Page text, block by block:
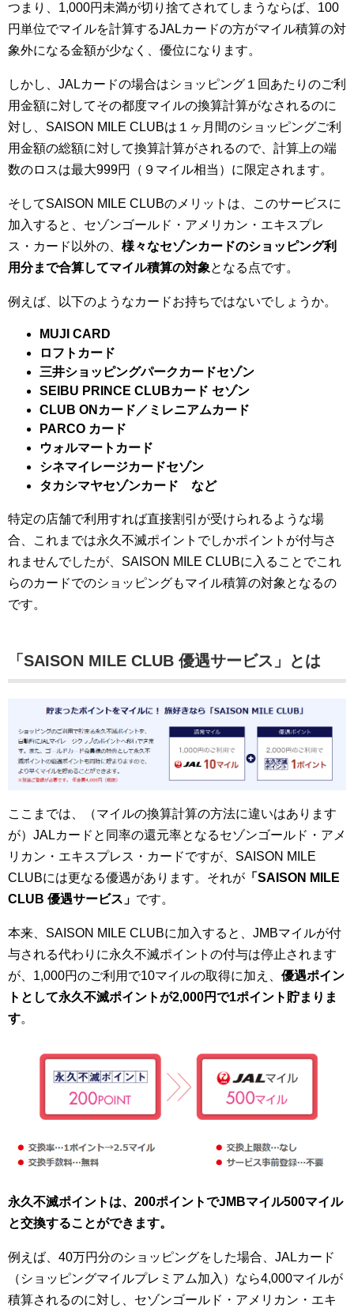
つまり、1,000円未満が切り捨てされてしまうならば、100
円単位でマイルを計算するJALカードの方がマイル積算の対
象外になる金額が少なく、優位になります。
しかし、JALカードの場合はショッピング１回あたりのご利
用金額に対してその都度マイルの換算計算がなされるのに
対し、SAISON MILE CLUBは１ヶ月間のショッピングご利
用金額の総額に対して換算計算がされるので、計算上の端
数のロスは最大999円（９マイル相当）に限定されます。
そしてSAISON MILE CLUBのメリットは、このサービスに
加入すると、セゾンゴールド・アメリカン・エキスプレ
ス・カード以外の、 様々なセゾンカードのショッピング利
用分まで合算してマイル積算の対象となる点です。
例えば、以下のようなカードお持ちではないでしょうか。
MUJI CARD
ロフトカード
三井ショッピングパークカードセゾン
SEIBU PRINCE CLUBカード セゾン
CLUB ONカード／ミレニアムカード
PARCO カード
ウォルマートカード
シネマイレージカードセゾン
タカシマヤセゾンカード など
特定の店舗で利用すれば直接割引が受けられるような場
合、これまでは永久不滅ポイントでしかポイントが付与さ
れませんでしたが、SAISON MILE CLUBに入ることでこれ
らのカードでのショッピングもマイル積算の対象となるの
です。
「SAISON MILE CLUB 優遇サービス」とは
ここまでは、（マイルの換算計算の方法に違いはあります
が）JALカードと同率の還元率となるセゾンゴールド・アメ
リカン・エキスプレス・カードですが、SAISON MILE
CLUBには更なる優遇があります。それが 「SAISON MILE
CLUB 優遇サービス」 です。
本来、SAISON MILE CLUBに加入すると、JMBマイルが付
与される代わりに永久不滅ポイントの付与は停止されます
が、1,000円のご利用で10マイルの取得に加え、 優遇ポイン
トとして永久不滅ポイントが2,000円で1ポイント貯まりま
す。
永久不滅ポイントは、200ポイントでJMBマイル500マイル
と交換することができます。
例えば、40万円分のショッピングをした場合、JALカード
（ショッピングマイルプレミアム加入）なら4,000マイルが
積算されるのに対し、セゾンゴールド・アメリカン・エキ